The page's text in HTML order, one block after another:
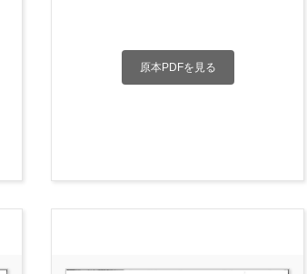
原本PDFを見る